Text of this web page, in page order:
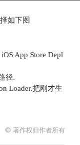
如下图
App Store Depl
径.
Loader.把刚才生
© 著作权归作者所有